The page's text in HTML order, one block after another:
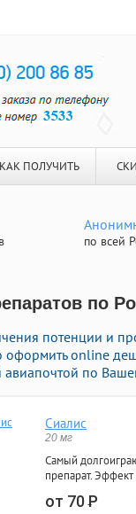
КАК ПОЛУЧИТЬ
по всей
по
потенции и
оформить online
по
Сиалис
20 мг
Самый
препарат. Эффект
от 70Р